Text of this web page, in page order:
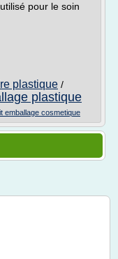
pour le soin
plastique /
plastique
emballage cosmetique